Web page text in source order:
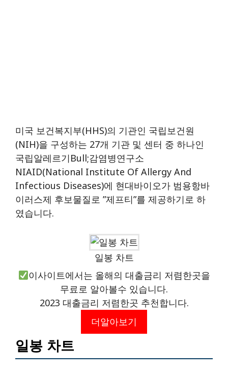
미국 보건복지부(HHS)의 기관인 국립보건원
(NIH)을 구성하는 27개 기관 및 센터 중 하나인
국립알레르기bull;감염병연구소
NIAID(National Institute Of Allergy And
Infectious Diseases)에 현대바이오가 범용항바
이러스제 후보물질로 ”제프티”를 제공하기로 하
였습니다.
일봉 차트
이사이트에서는 올해의 대출금리 저렴한곳을
무료로 알아볼수 있습니다.
2023 대출금리 저렴한곳 추천합니다.
더알아보기
일봉 차트